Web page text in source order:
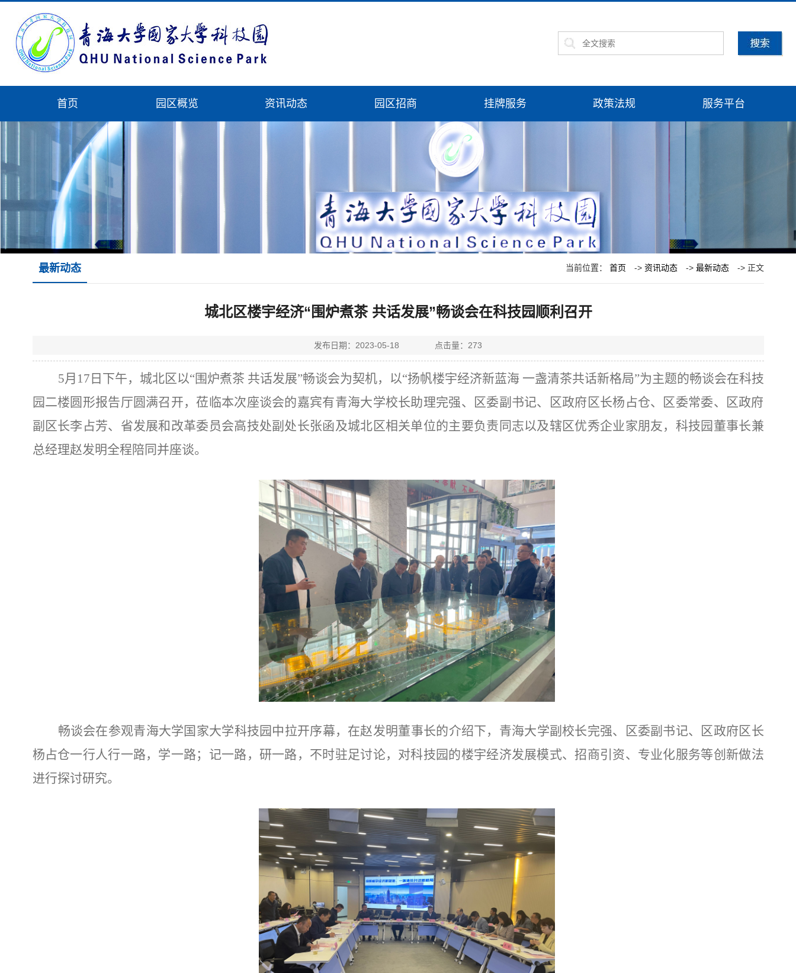
首页 园区概览 资讯动态 园区招商 挂牌服务 政策法规 服务平台
最新动态 当前位置： 首页 -> 资讯动态 -> 最新动态 -> 正文
城北区楼宇经济“围炉煮茶 共话发展”畅谈会在科技园顺利召开
发布日期：2023-05-18 点击量： 273
5月17日下午，城北区以“围炉煮茶 共话发展”畅谈会为契机，以“扬帆楼宇经济新蓝海 一盏清茶共话新格局”为主题的畅谈会在科技
园二楼圆形报告厅圆满召开，莅临本次座谈会的嘉宾有青海大学校长助理完强、区委副书记、区政府区长杨占仓、区委常委、区政府
副区长李占芳、省发展和改革委员会高技处副处长张函及城北区相关单位的主要负责同志以及辖区优秀企业家朋友，科技园董事长兼
总经理赵发明全程陪同并座谈。
畅谈会在参观青海大学国家大学科技园 中拉开序幕，在赵发明董事长的介绍下，青海大学副校长完强、区委副书记、区政府区长
杨占仓一行人行一路，学一路；记一路，研一路，不时驻足讨论，对科技园的楼宇经济发展模式、招商引资、专业化服务等创新做法
进行探讨研究。